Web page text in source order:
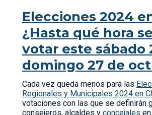
Elecciones 2024
¿Hasta qué hora
votar este sábado
domingo 27 de
Cada vez queda menos para las
Regionales y Municipales 2024 en
votaciones con las que se definirán
consejeros, alcaldes y concejales